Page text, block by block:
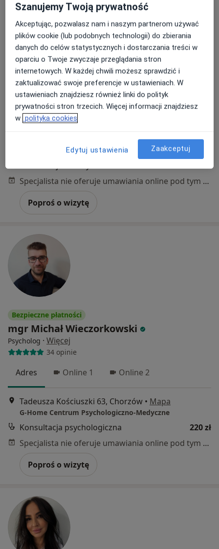
Bezpieczne płatności
mgr Agnieszka Kwiatek-Lech
Dietetyk · Więcej
42 opinie
Adres Online
Good Vibes Studio Treningu i Dietetyki Katowice
Specjalista nie oferuje umawiania online pod tym adresem.
Poproś o wizytę
Bezpieczne płatności
mgr Michał Wieczorkowski
Psycholog · Więcej
34 opinie
Adres Online 1 Online 2
Tadeusza Kościuszki 63, Chorzów • Mapa
G-Home Centrum Psychologiczno-Medyczne
Konsultacja psychologiczna
220 zł
Specjalista nie oferuje umawiania online pod tym adresem.
Poproś o wizytę
Szanujemy Twoją prywatność
Akceptując, pozwalasz nam i naszym partnerom używać
plików cookie (lub podobnych technologii) do zbierania
danych do celów statystycznych i dostarczania treści w
oparciu o Twoje zwyczaje przeglądania stron
internetowych. W każdej chwili możesz sprawdzić i
zaktualizować swoje preferencje w ustawieniach. W
ustawieniach znajdziesz również linki do polityk
prywatności stron trzecich. Więcej informacji znajdziesz
w polityka cookies
Edytuj ustawienia Zaakceptuj